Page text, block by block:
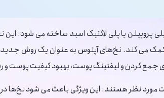
پروپیلن یا پلی لاکتیک اسید ساخته می‌ شود.
می ‌کند. نخ‌های آپتوس به عنوان یک روش جدید و
جمع کردن و لیفتینگ پوست، بهبود کیفیت پوست و
مورد نظر هستند. این ویژگی باعث می ‌شود